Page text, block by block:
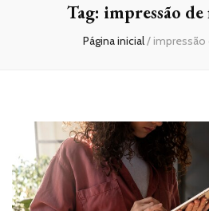
Tag: impressão
Página inicial/ impressão